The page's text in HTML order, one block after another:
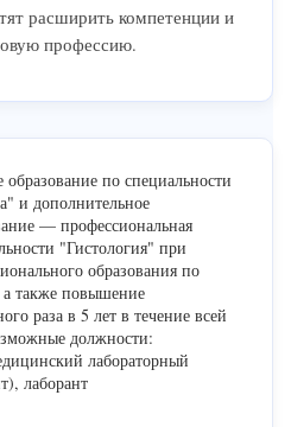
расширить компетенции и
профессию.
по специальности
и дополнительное
— профессиональная
"Гистология" при
образования по
а также повышение
раза в 5 лет в течение всей
должности:
лабораторный
лаборант